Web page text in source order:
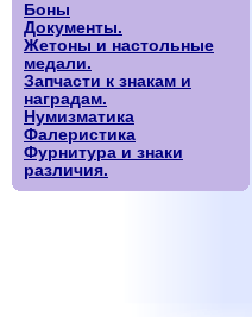
Боны
Документы.
Жетоны и настольные
медали.
Запчасти к знакам и
наградам.
Нумизматика
Фалеристика
Фурнитура и знаки
различия.